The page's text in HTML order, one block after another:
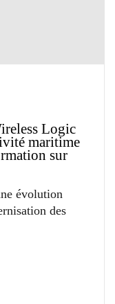
Logic
maritime
sur
évolution
des